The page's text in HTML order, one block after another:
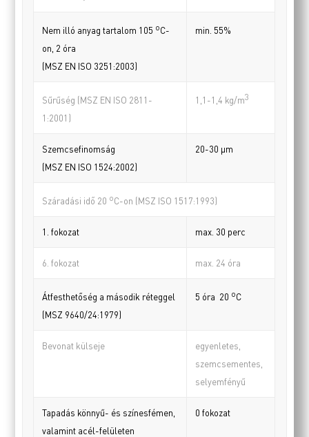
Nem illó anyag tartalom 105 oC-
on, 2 óra
(MSZ EN ISO 3251:2003)
min. 55%
Sűrűség (MSZ EN ISO 2811-
1:2001)
1,1-1,4 kg/m3
Szemcsefinomság
(MSZ EN ISO 1524:2002)
20-30 µm
Száradási idő 20 oC-on (MSZ ISO 1517:1993)
1. fokozat max. 30 perc
6. fokozat max. 24 óra
Átfesthetőség a második réteggel
(MSZ 9640/24:1979)
5 óra 20 oC
Bevonat külseje
egyenletes,
szemcsementes,
selyemfényű
Tapadás könnyű- és színesfémen,
valamint acél-felületen
0 fokozat